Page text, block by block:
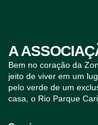
A
Bem no coração da
jeito de viver em um
pelo verde de um
casa, o Rio Parque